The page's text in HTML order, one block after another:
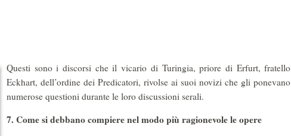
Questi sono i discorsi che il vicario di Turingia, priore di Erfurt, fratello
Eckhart, dell’ordine dei Predicatori, rivolse ai suoi novizi che gli ponevano
numerose questioni durante le loro discussioni serali.
7. Come si debbano compiere nel modo più ragionevole le opere